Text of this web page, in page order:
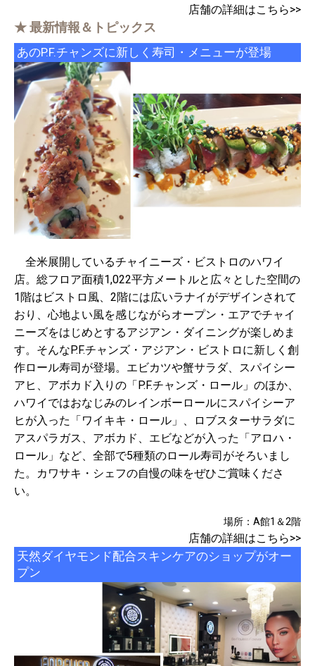
店舗の詳細はこちら>>
★ 最新情報＆トピックス
あのP.F.チャンズに新しく寿司・メニューが登場
全米展開しているチャイニーズ・ビストロのハワイ
店。総フロア面積1,022平方メートルと広々とした空間の
1階はビストロ風、2階には広いラナイがデザインされて
おり、心地よい風を感じながらオープン・エアでチャイ
ニーズをはじめとするアジアン・ダイニングが楽しめま
す。そんなP.F.チャンズ・アジアン・ビストロに新しく創
作ロール寿司が登場。エビカツや蟹サラダ、スパイシー
アヒ、アボカド入りの「P.F.チャンズ・ロール」のほか、
ハワイではおなじみのレインボーロールにスパイシーア
ヒが入った「ワイキキ・ロール」、ロブスターサラダに
アスパラガス、アボカド、エビなどが入った「アロハ・
ロール」など、全部で5種類のロール寿司がそろいまし
た。カワサキ・シェフの自慢の味をぜひご賞味くださ
い。
場所：A館1＆2階
店舗の詳細はこちら>>
天然ダイヤモンド配合スキンケアのショップがオー
プン